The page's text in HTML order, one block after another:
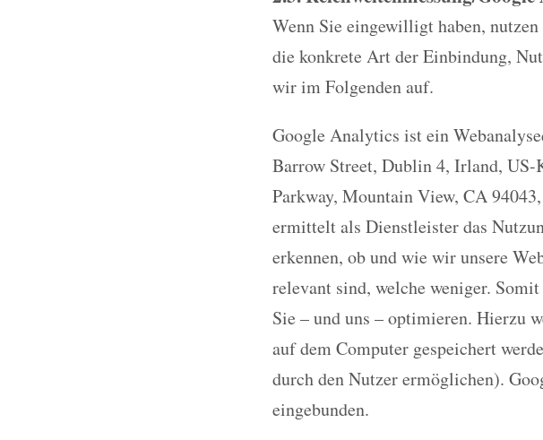
Wenn Sie eingewilligt haben,
die konkrete Art der Einbindung,
wir im Folgenden auf.
Google Analytics ist ein
Barrow Street, Dublin 4, Irland,
Parkway, Mountain View, CA
ermittelt als Dienstleister das
erkennen, ob und wie wir unsere
relevant sind, welche weniger.
Sie – und uns – optimieren. Hierzu
auf dem Computer gespeichert
durch den Nutzer ermöglichen).
eingebunden.